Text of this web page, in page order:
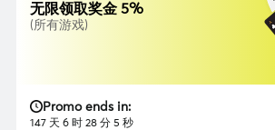
无限领取奖金 5%
(所有游戏)
Promo ends in:
147 天 6 时 28 分 3 秒